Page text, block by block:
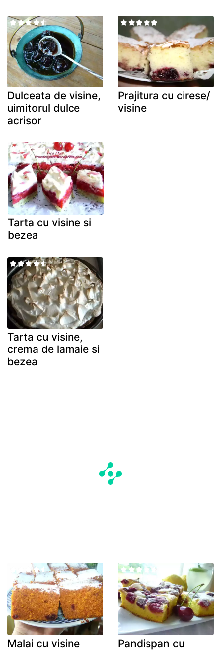
Dulceata de visine,
uimitorul dulce
acrisor
Prajitura cu cirese/
visine
Tarta cu visine si
bezea
Tarta cu visine,
crema de lamaie si
bezea
Malai cu visine
Pandispan cu